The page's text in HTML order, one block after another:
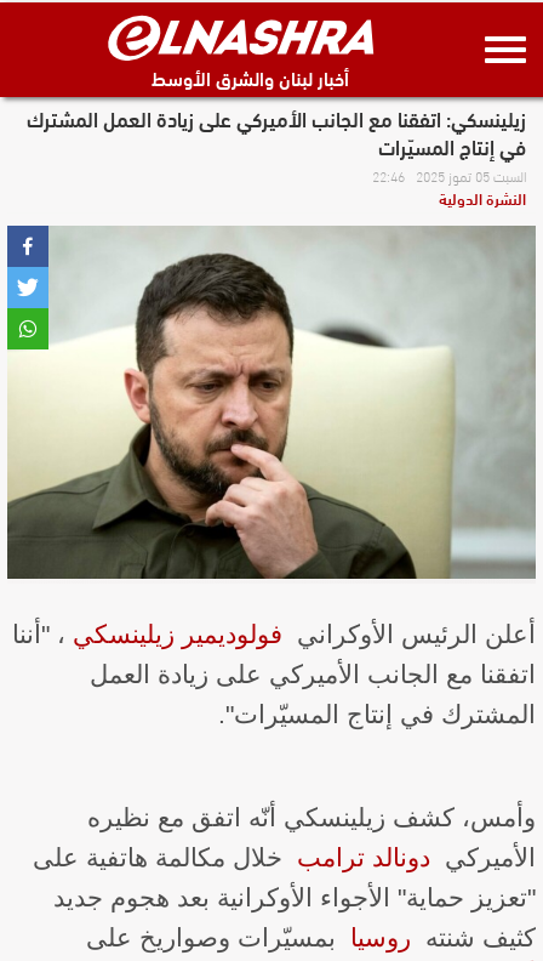
أخبار لبنان والشرق الأوسط
زيلينسكي: اتفقنا مع الجانب الأميركي على زيادة العمل المشترك
في إنتاج المسيّرات
السبت 05 تموز 2025 22:46
النشرة الدولية
أعلن الرئيس الأوكراني ​ فولوديمير زيلينسكي ​، "أننا
اتفقنا مع الجانب الأميركي على زيادة العمل
المشترك في إنتاج المسيّرات".
وأمس، كشف زيلينسكي​ أنّه اتفق مع نظيره
الأميركي ​​ دونالد ترامب
​​ خلال مكالمة هاتفية على
"تعزيز حماية" الأجواء الأوكرانية بعد هجوم جديد
كثيف شنته ​
روسيا
​ بمسيّرات وصواريخ على ​​